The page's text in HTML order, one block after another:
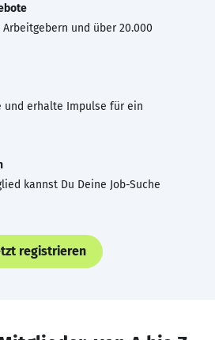
und über 20.000
und erhalte Impulse für ein
kannst Du Deine Job-Suche
registrieren